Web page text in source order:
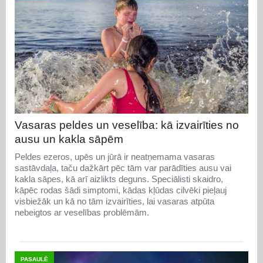
Vasaras peldes un veselība: kā izvairīties no
ausu un kakla sāpēm
Peldes ezeros, upēs un jūrā ir neatņemama vasaras
sastāvdaļa, taču dažkārt pēc tām var parādīties ausu vai
kakla sāpes, kā arī aizlikts deguns. Speciālisti skaidro,
kāpēc rodas šādi simptomi, kādas kļūdas cilvēki pieļauj
visbiežāk un kā no tām izvairīties, lai vasaras atpūta
nebeigtos ar veselības problēmām.
PASAULĒ